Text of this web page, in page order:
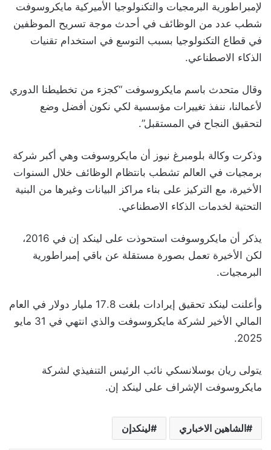
لإمبراطورية البرمجيات والتكنولوجيا الأميركية مايكروسوفت
شطب عدد من الوظائف في أحدث موجة تسريح الموظفين
في قطاع التكنولوجيا بسبب التوسع في استخدام تقنيات
الذكاء الاصطناعي.
وقال متحدث باسم مايكروسوفت “كجزء من تخطيطنا الدوري
لأعمالنا، ننفذ تغييرات مؤسسية لكي نكون أفضل وضع
لتحقيق النجاح في المستقبل”.
وذكرت وكالة بلومبرغ نيوز أن مايكروسوفت وهي أكبر شركة
برمجيات في العالم تشطب بانتظام الوظائف خلال السنوات
الأخيرة، مع التركيز على بناء مراكز البيانات وغيرها من البنية
التحتية لخدمات الذكاء الاصطناعي.
يذكر أن مايكروسوفت استحوذت على لينكد إن في 2016،
لكن الأخيرة تعمل بصورة مستقلة عن باقي إمبراطورية
البرمجيات.
وأعلنت لينكد تحقيق إيرادات بلغت 17.8 مليار دولار في العام
المالي الأخير لشركة مايكروسوفت والذي انتهي في 31 مايو
2025.
يتولى ريان بوسلانسكي نائب الرئيس التنفيذي لشركة
مايكروسوفت الإشراف على لينكد إن.
الشاهين الاخباري لينكدإن